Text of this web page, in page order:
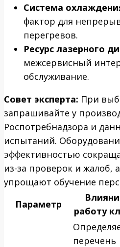
Система
фактор для
перегревов.
Ресурс лазерного
межсервисный
обслуживание.
Совет эксперта: При
запрашивайте у
Роспотребнадзора и
испытаний.
эффективностью
из-за проверок и жалоб,
упрощают обучение
Параметр
работу
перечень